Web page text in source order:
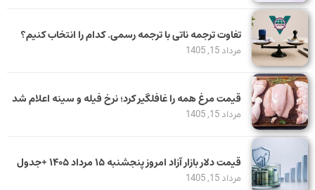
تفاوت ترجمه ناتی با ترجمه رسمی. کدام را انتخاب کنیم؟
مرداد 15, 1405
قیمت مرغ همه را غافلگیر کرد؛ نرخ فیله و سینه اعلام شد
مرداد 15, 1405
قیمت دلار بازار آزاد امروز پنجشنبه ۱۵ مرداد ۱۴۰۵ +جدول
مرداد 15, 1405